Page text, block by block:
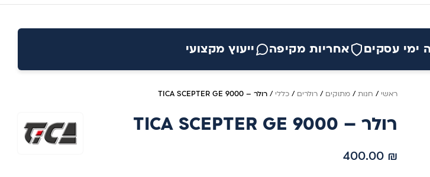
ימי עסקים אחריות מקיפה ייעוץ מקצועי
ראשי / חנות/ מתוקים / רולרים / כללי / רולר – TICA SCEPTER GE 9000
רולר – TICA SCEPTER GE 9000
400.00 ₪